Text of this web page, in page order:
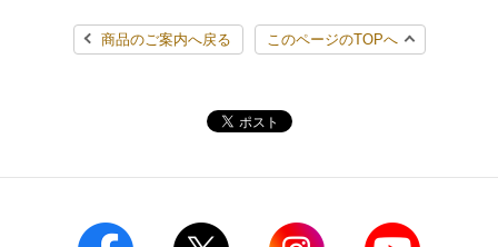
商品のご案内へ戻る このページのTOPへ